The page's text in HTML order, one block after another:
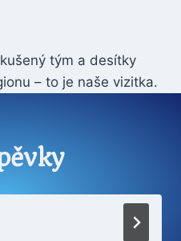
tým a desítky
– to je naše vizitka.